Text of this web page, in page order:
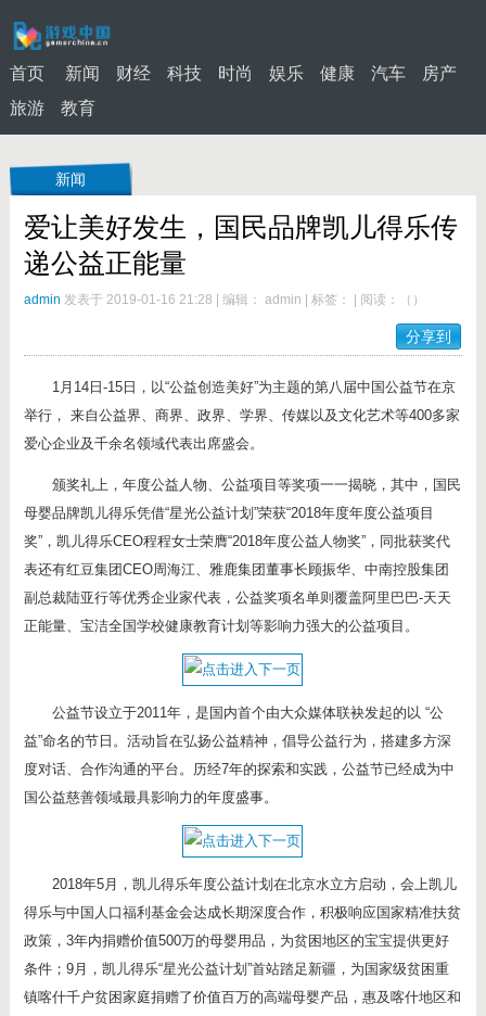
首页 新闻 财经 科技 时尚 娱乐 健康 汽车
房产
旅游
教育
新闻
爱让美好发生，国民品牌凯儿得乐传
递公益正能量
admin 发表于 2019-01-16 21:28 编辑： admin 标签： 阅读： （ ）
分享到
1月14日-15日，以“公益创造美好”为主题的第八届中国公益节在京
举行， 来自公益界、商界、政界、学界、传媒以及文化艺术等400多家
爱心企业及千余名领域代表出席盛会。
颁奖礼上，年度公益人物、公益项目等奖项一一揭晓，其中，国民
母婴品牌凯儿得乐凭借“星光公益计划”荣获“2018年度年度公益项目
奖”，凯儿得乐CEO程程女士荣膺“2018年度公益人物奖”，同批获奖代
表还有红豆集团CEO周海江、雅鹿集团董事长顾振华、中南控股集团
副总裁陆亚行等优秀企业家代表，公益奖项名单则覆盖阿里巴巴-天天
正能量、宝洁全国学校健康教育计划等影响力强大的公益项目。
公益节设立于2011年，是国内首个由大众媒体联袂发起的以 “公
益”命名的节日。活动旨在弘扬公益精神，倡导公益行为，搭建多方深
度对话、合作沟通的平台。历经7年的探索和实践，公益节已经成为中
国公益慈善领域最具影响力的年度盛事。
2018年5月，凯儿得乐年度公益计划在北京水立方启动，会上凯儿
得乐与中国人口福利基金会达成长期深度合作，积极响应国家精准扶贫
政策，3年内捐赠价值500万的母婴用品，为贫困地区的宝宝提供更好
条件；9月，凯儿得乐“星光公益计划”首站踏足新疆，为国家级贫困重
镇喀什千户贫困家庭捐赠了价值百万的高端母婴产品，惠及喀什地区和